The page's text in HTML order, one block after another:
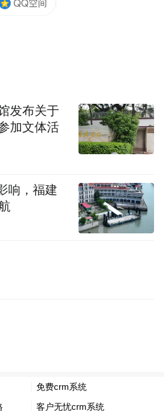
代艺术教育的国际魅力，
学院正以崭新的姿态积极
走上世界平台，推动学科
发布关于
加文体活
响，福建